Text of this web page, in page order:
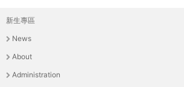
主
選
單
新生專區
News
About
Administration